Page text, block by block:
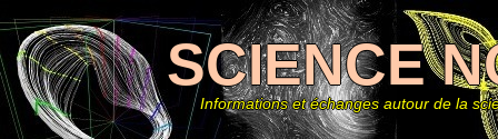
SCIENCE
Informations et échanges autour de la